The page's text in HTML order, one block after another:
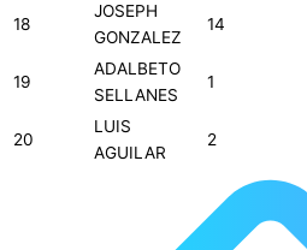
18
JOSEPH
GONZALEZ
14
19
ADALBETO
SELLANES
1
20
LUIS
AGUILAR
2